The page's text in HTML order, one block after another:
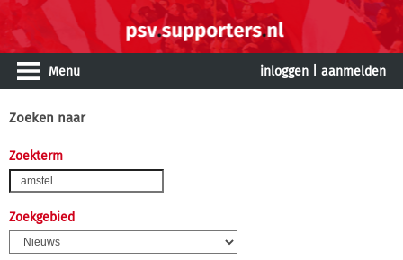
Menu inloggen aanmelden
Zoeken naar
Zoekterm
Zoekgebied